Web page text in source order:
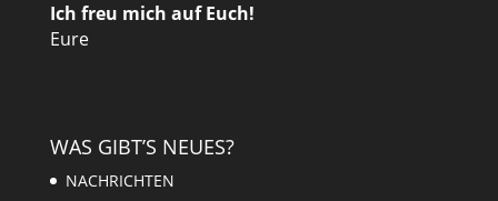
Ich freu mich auf Euch!
Eure
WAS GIBT’S NEUES?
NACHRICHTEN